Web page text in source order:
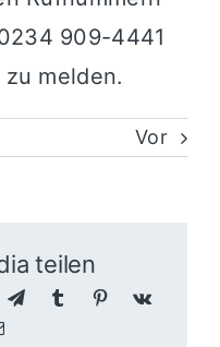
909-4441
melden.
Vor
teilen